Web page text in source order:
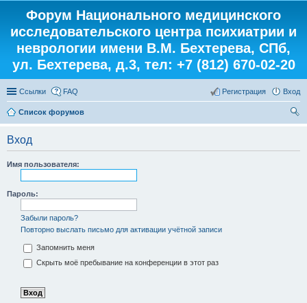
Форум Национального медицинского
исследовательского центра психиатрии и
неврологии имени В.М. Бехтерева, СПб,
ул. Бехтерева, д.3, тел: +7 (812) 670-02-20
Ссылки FAQ Вход
Регистрация
Список форумов
Вход
Имя пользователя:
Пароль:
Забыли пароль?
Повторно выслать письмо для активации учётной записи
Запомнить меня
Скрыть моё пребывание на конференции в этот раз